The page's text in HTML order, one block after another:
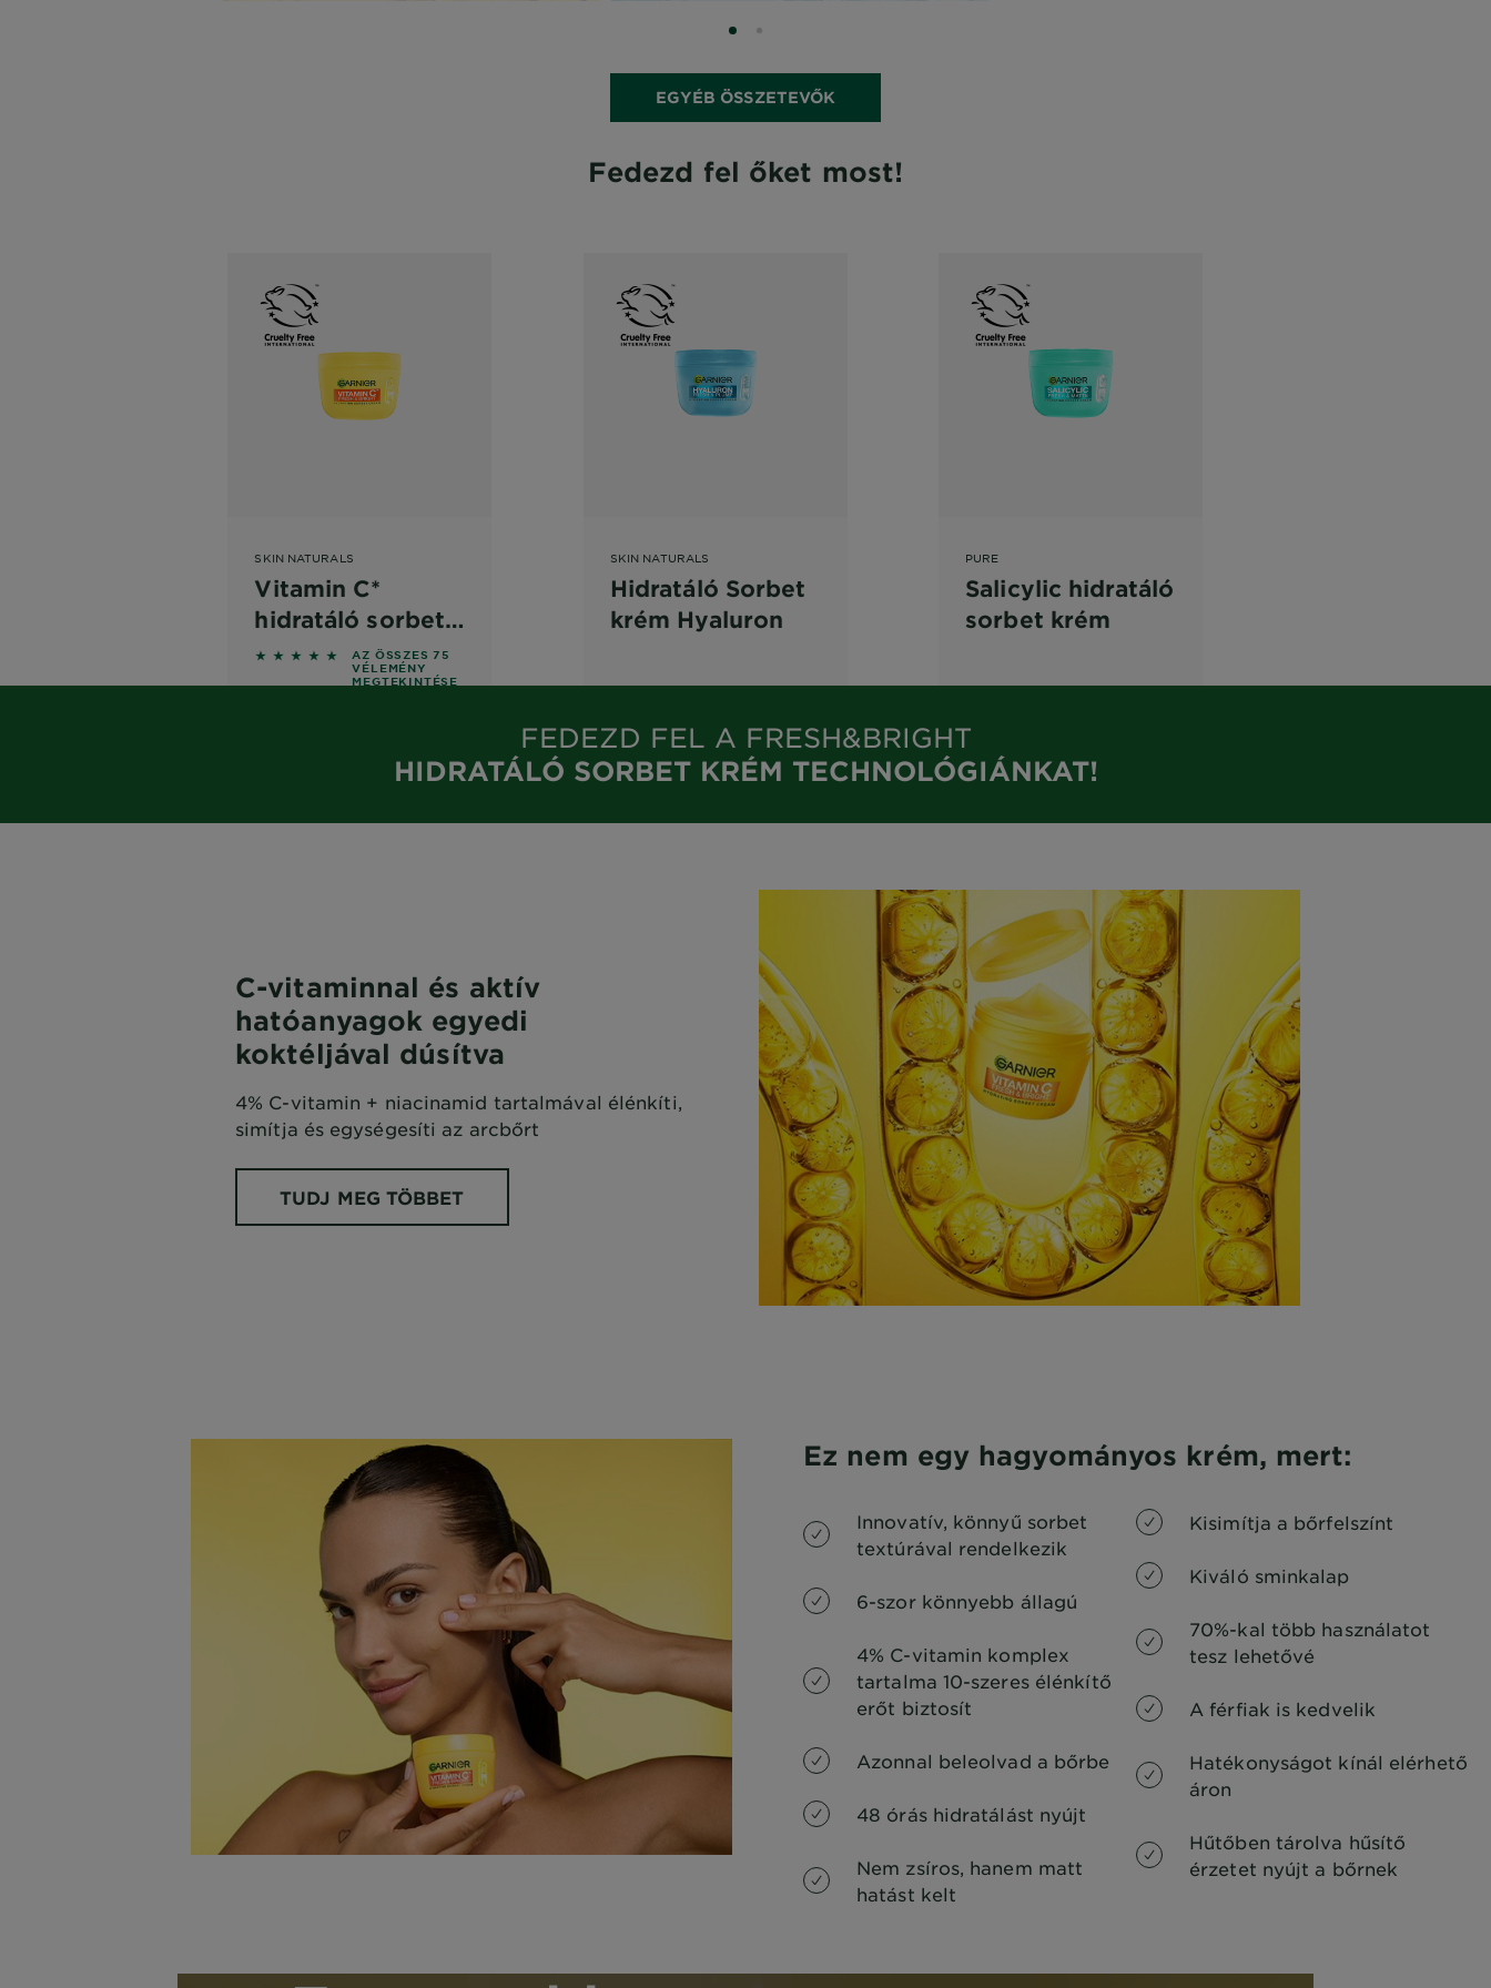
SLIDE 0
SLIDE 1
EGYÉB ÖSSZETEVŐK
Fedezd fel őket most!
SKIN NATURALS
Vitamin C*
hidratáló sorbet
krém
5 out of 5 stars based on reviews
AZ ÖSSZES 75
VÉLEMÉNY
MEGTEKINTÉSE
SKIN NATURALS
Hidratáló Sorbet
krém Hyaluron
PURE
Salicylic hidratáló
sorbet krém
FEDEZD FEL A FRESH&BRIGHT
HIDRATÁLÓ SORBET KRÉM TECHNOLÓGIÁNKAT!
C-vitaminnal és aktív
hatóanyagok egyedi
koktéljával dúsítva
4% C-vitamin + niacinamid tartalmával élénkíti,
simítja és egységesíti az arcbőrt
TUDJ MEG TÖBBET
Ez nem egy hagyományos krém, mert:
Innovatív, könnyű sorbet
textúrával rendelkezik
6-szor könnyebb állagú
4% C-vitamin komplex
tartalma 10-szeres élénkítő
erőt biztosít
Azonnal beleolvad a bőrbe
48 órás hidratálást nyújt
Nem zsíros, hanem matt
hatást kelt
Kisimítja a bőrfelszínt
Kiváló sminkalap
70%-kal több használatot
tesz lehetővé
A férfiak is kedvelik
Hatékonyságot kínál elérhető
áron
Hűtőben tárolva hűsítő
érzetet nyújt a bőrnek